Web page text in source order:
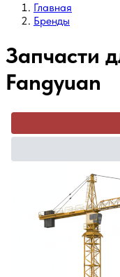
Главная
Бренды
Запчасти
Fangyuan